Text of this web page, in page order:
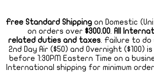
Free Standard Shipping on Domestic
on orders over$300.00.All
related duties and taxes. Failure to
2nd Day Air ($50) and Overnight
before 1:30PM Eastern Time on a
International shipping for minimum